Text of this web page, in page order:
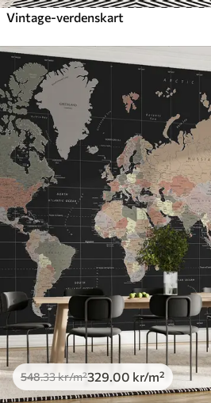
Vintage-verdenskart
548.33kr/m²329 .00 kr/m²